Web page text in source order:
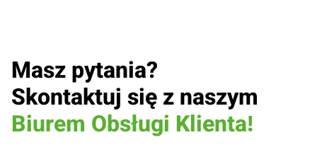
Masz pytania?
Skontaktuj się z naszym
Biurem Obsługi Klienta!